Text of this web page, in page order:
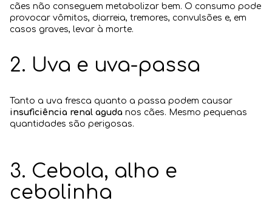
cães não conseguem metabolizar bem. O consumo pode
provocar vômitos, diarreia, tremores, convulsões e, em
casos graves, levar à morte.
2. Uva e uva-passa
Tanto a uva fresca quanto a passa podem causar
insuficiência renal aguda nos cães. Mesmo pequenas
quantidades são perigosas.
3. Cebola, alho e
cebolinha